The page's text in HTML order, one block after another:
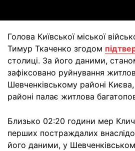
Голова Київської міської
Тимур Ткаченко згодом
столиці. За його даними,
зафіксовано руйнування
Шевченківському районі
районі палає житлова
Близько 02:20 години мер
перших постраждалих
його даними, у